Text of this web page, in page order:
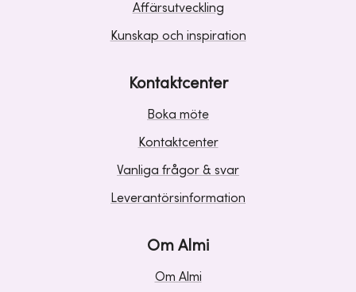
Affärsutveckling
Kunskap och inspiration
Kontaktcenter
Boka möte
Kontaktcenter
Vanliga frågor & svar
Leverantörsinformation
Om Almi
Om Almi